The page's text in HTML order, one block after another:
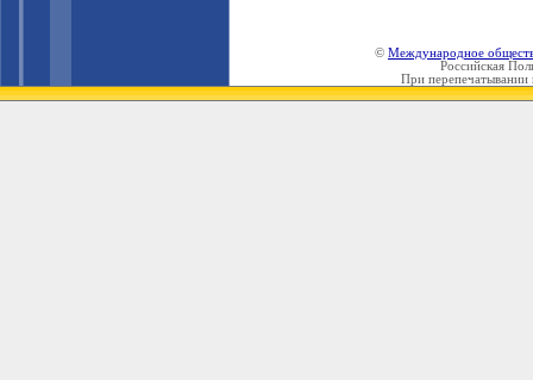
© Международное
Российская
При перепечатывании